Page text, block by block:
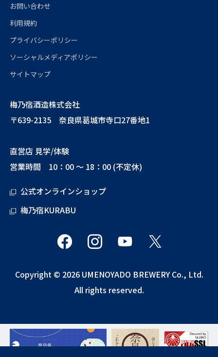
お問い合わせ
利用規約
プライバシーポリシー
ソーシャルメディアポリシー
サイトマップ
梅乃宿酒造株式会社
〒639-2135 奈良県葛城市寺口27番地1
直営店 見学/体験
営業時間 10：00 ～ 18：00 (不定休)
公式オンラインショップ
梅乃宿KURABU
Copyright © 2026 UMENOYADO BREWERY Co., Ltd.
All rights reserved.